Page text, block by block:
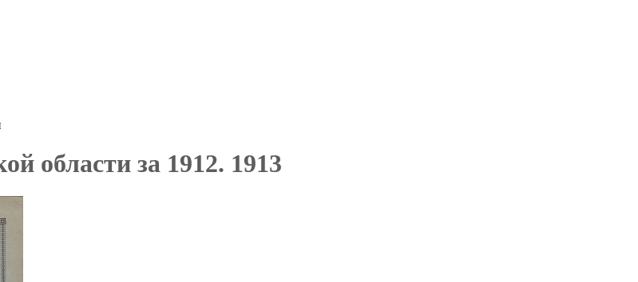
области за 1912. 1913